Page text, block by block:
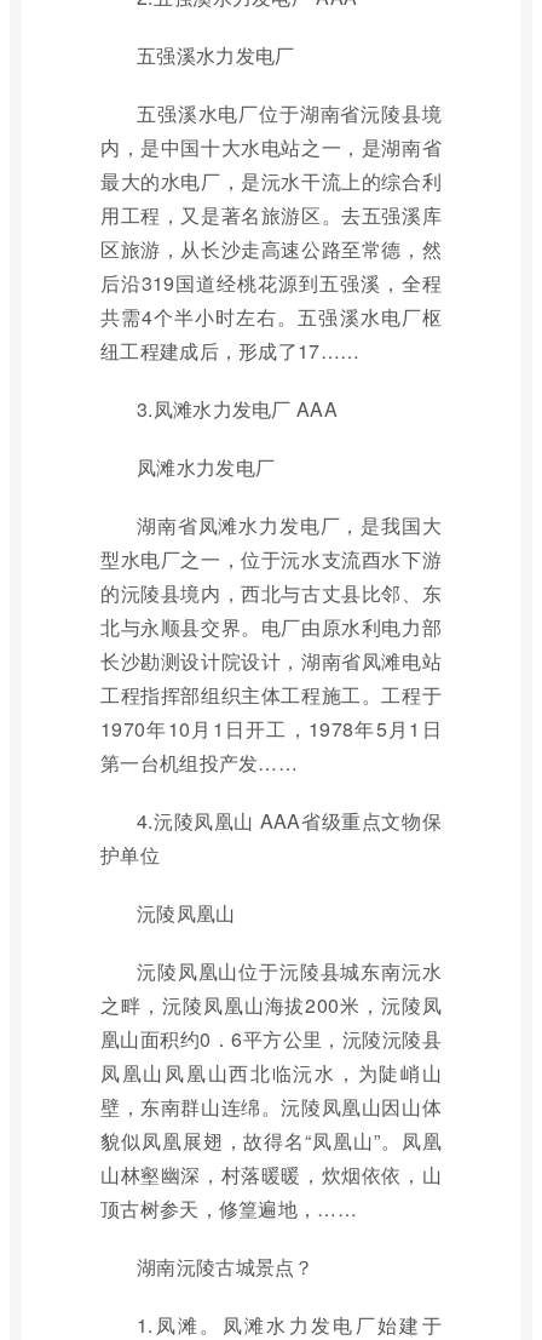
五强溪水力发电厂
五强溪水电厂位于湖南省沅陵县境
内，是中国十大水电站之一，是湖南省
最大的水电厂，是沅水干流上的综合利
用工程，又是著名旅游区。去五强溪库
区旅游，从长沙走高速公路至常德，然
后沿319国道经桃花源到五强溪，全程
共需4个半小时左右。五强溪水电厂枢
纽工程建成后，形成了17……
3.凤滩水力发电厂 AAA
凤滩水力发电厂
湖南省凤滩水力发电厂，是我国大
型水电厂之一，位于沅水支流酉水下游
的沅陵县境内，西北与古丈县比邻、东
北与永顺县交界。电厂由原水利电力部
长沙勘测设计院设计，湖南省凤滩电站
工程指挥部组织主体工程施工。工程于
1970年10月1日开工，1978年5月1日
第一台机组投产发……
4.沅陵凤凰山 AAA省级重点文物保
护单位
沅陵凤凰山
沅陵凤凰山位于沅陵县城东南沅水
之畔，沅陵凤凰山海拔200米，沅陵凤
凰山面积约0．6平方公里，沅陵沅陵县
凤凰山凤凰山西北临沅水，为陡峭山
壁，东南群山连绵。沅陵凤凰山因山体
貌似凤凰展翅，故得名“凤凰山”。凤凰
山林壑幽深，村落暖暖，炊烟依依，山
顶古树参天，修篁遍地，……
湖南沅陵古城景点？
1.凤滩。凤滩水力发电厂始建于